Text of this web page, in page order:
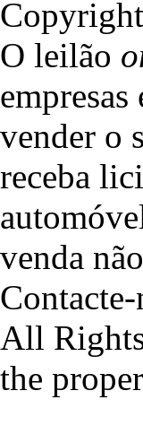
O leilão
vender o
receba
venda
All
the